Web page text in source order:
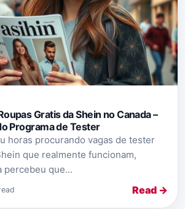
Gratis da Shein no Canada –
Programa de Tester
horas procurando vagas de tester
que realmente funcionam,
percebeu que...
Read →